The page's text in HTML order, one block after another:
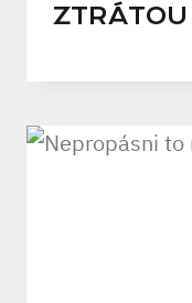
ZTRÁTOU